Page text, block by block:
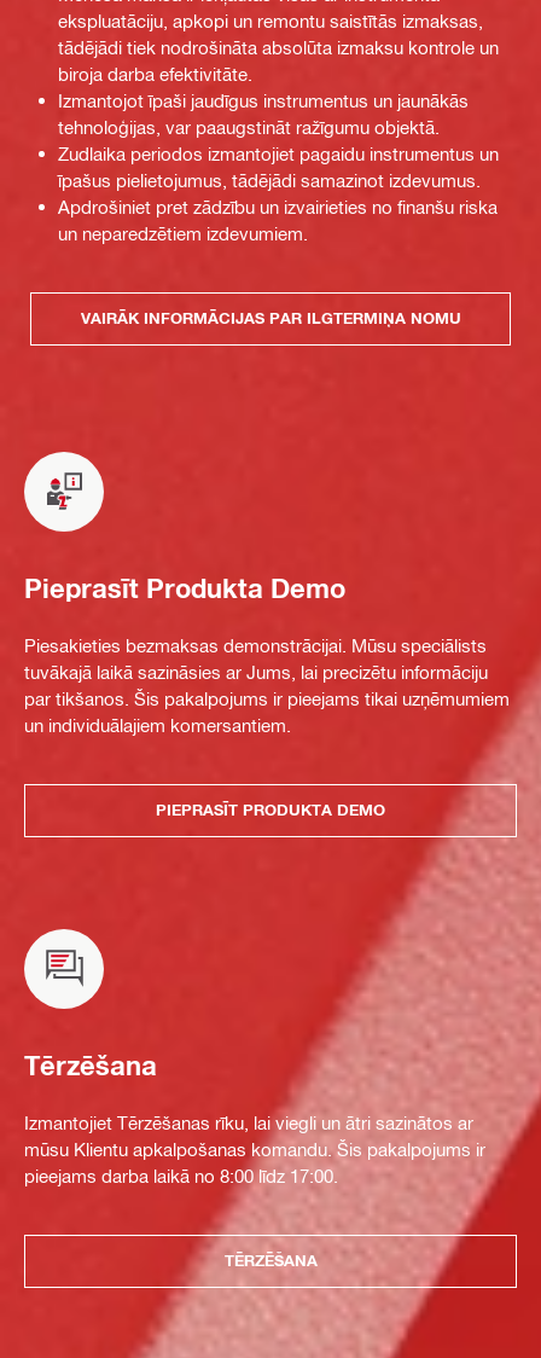
ekspluatāciju, apkopi un remontu saistītās izmaksas,
tādējādi tiek nodrošināta absolūta izmaksu kontrole un
biroja darba efektivitāte.
Izmantojot īpaši jaudīgus instrumentus un jaunākās
tehnoloģijas, var paaugstināt ražīgumu objektā.
Zudlaika periodos izmantojiet pagaidu instrumentus un
īpašus pielietojumus, tādējādi samazinot izdevumus.
Apdrošiniet pret zādzību un izvairieties no finanšu riska
un neparedzētiem izdevumiem.
VAIRĀK INFORMĀCIJAS PAR ILGTERMIŅA NOMU
Pieprasīt Produkta Demo
Piesakieties bezmaksas demonstrācijai. Mūsu speciālists
tuvākajā laikā sazināsies ar Jums, lai precizētu informāciju
par tikšanos. Šis pakalpojums ir pieejams tikai uzņēmumiem
un individuālajiem komersantiem.
PIEPRASĪT PRODUKTA DEMO
Tērzēšana
Izmantojiet Tērzēšanas rīku, lai viegli un ātri sazinātos ar
mūsu Klientu apkalpošanas komandu. Šis pakalpojums ir
pieejams darba laikā no 8:00 līdz 17:00.
TĒRZĒŠANA